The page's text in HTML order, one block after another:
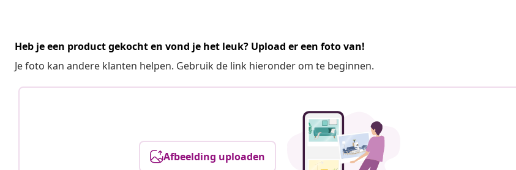
Heb je een product gekocht en vond je het leuk? Upload er een foto van!
Je foto kan andere klanten helpen. Gebruik de link hieronder om te beginnen.
Afbeelding uploaden